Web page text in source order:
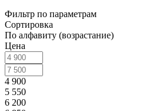
Фильтр по параметрам
Сортировка
По алфавиту (возрастание)
Цена
4 900
5 550
6 200